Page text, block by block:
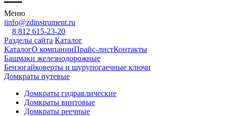
Меню
iinfo@zdinstrument.ru
8 812 615-23-20
Разделы сайта Каталог
КаталогО компанииПрайс-листКонтакты
Башмаки железнодорожные
Бензогайковерты и шурупогаечные ключи
Домкраты путевые
Домкраты гидравлические
Домкраты винтовые
Домкраты реечные